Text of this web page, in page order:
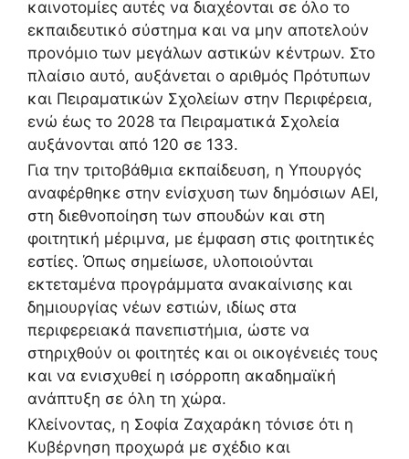
καινοτομίες αυτές να διαχέονται σε όλο το
εκπαιδευτικό σύστημα και να μην αποτελούν
προνόμιο των μεγάλων αστικών κέντρων. Στο
πλαίσιο αυτό, αυξάνεται ο αριθμός Πρότυπων
και Πειραματικών Σχολείων στην Περιφέρεια,
ενώ έως το 2028 τα Πειραματικά Σχολεία
αυξάνονται από 120 σε 133.
Για την τριτοβάθμια εκπαίδευση, η Υπουργός
αναφέρθηκε στην ενίσχυση των δημόσιων ΑΕΙ,
στη διεθνοποίηση των σπουδών και στη
φοιτητική μέριμνα, με έμφαση στις φοιτητικές
εστίες. Όπως σημείωσε, υλοποιούνται
εκτεταμένα προγράμματα ανακαίνισης και
δημιουργίας νέων εστιών, ιδίως στα
περιφερειακά πανεπιστήμια, ώστε να
στηριχθούν οι φοιτητές και οι οικογένειές τους
και να ενισχυθεί η ισόρροπη ακαδημαϊκή
ανάπτυξη σε όλη τη χώρα.
Κλείνοντας, η Σοφία Ζαχαράκη τόνισε ότι η
Κυβέρνηση προχωρά με σχέδιο και